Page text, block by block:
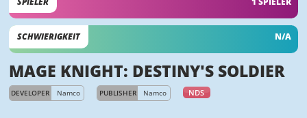
SCHWIERIGKEIT N/A
MAGE KNIGHT: DESTINY'S SOLDIER
DEVELOPER Namco PUBLISHER Namco NDS